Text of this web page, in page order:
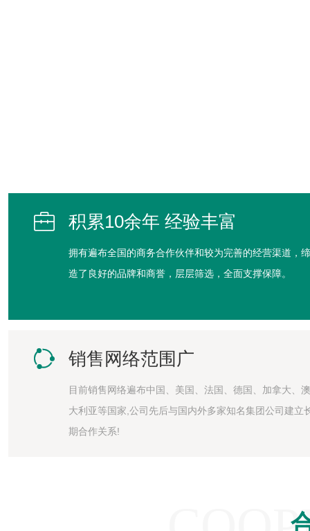
 积累10余年 经验丰富
拥有遍布全国的商务合作伙伴和较为完善的经营渠道，缔
造了良好的品牌和商誉，层层筛选，全面支撑保障。
 销售网络范围广
目前销售网络遍布中国、美国、法国、德国、加拿大、澳
大利亚等国家,公司先后与国内外多家知名集团公司建立
期合作关系!